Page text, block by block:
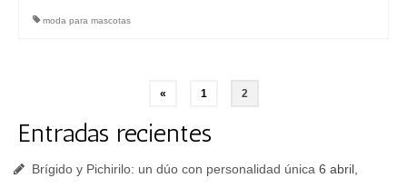
moda para mascotas
de
entradas
« 1 2
Entradas recientes
Brígido y Pichirilo: un dúo con personalidad única 6 abril,